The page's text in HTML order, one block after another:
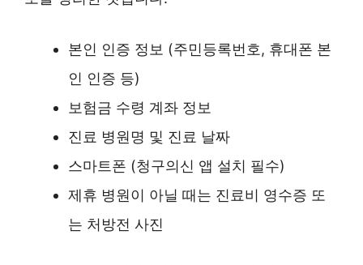
본인 인증 정보 (주민등록번호, 휴대폰 본
인 인증 등)
보험금 수령 계좌 정보
진료 병원명 및 진료 날짜
스마트폰 (청구의신 앱 설치 필수)
제휴 병원이 아닐 때는 진료비 영수증 또
는 처방전 사진